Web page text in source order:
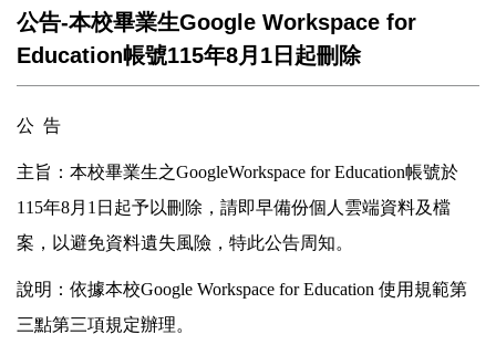
公告-本校畢業生Google Workspace for
Education帳號115年8月1日起刪除
公 告
主旨：本校畢業生之GoogleWorkspace for Education帳號於
115年8月1日起予以刪除，請即早備份個人雲端資料及檔
案，以避免資料遺失風險，特此公告周知。
說明：依據本校Google Workspace for Education 使用規範第
三點第三項規定辦理。